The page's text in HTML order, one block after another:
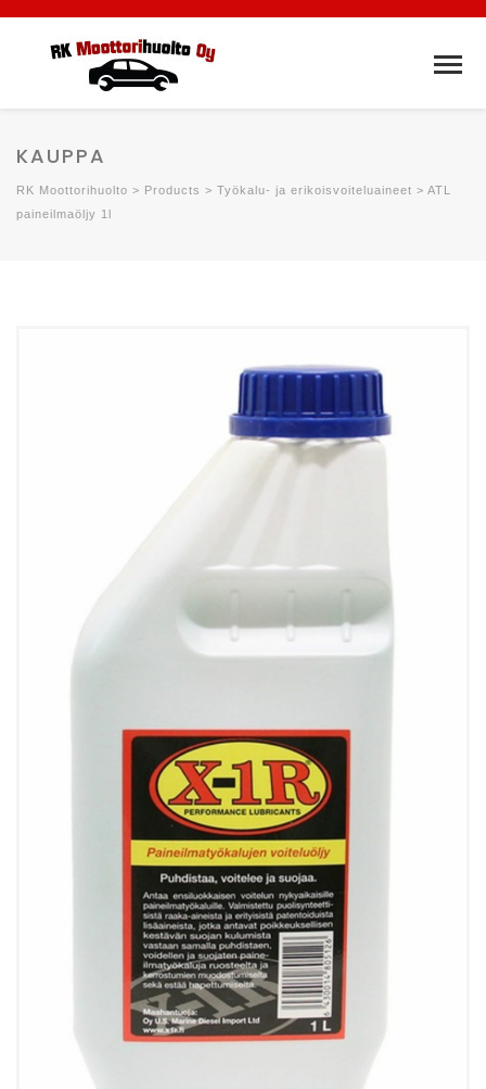
KAUPPA
RK Moottorihuolto > Products > Työkalu- ja erikoisvoiteluaineet > ATL
paineilmaöljy 1l